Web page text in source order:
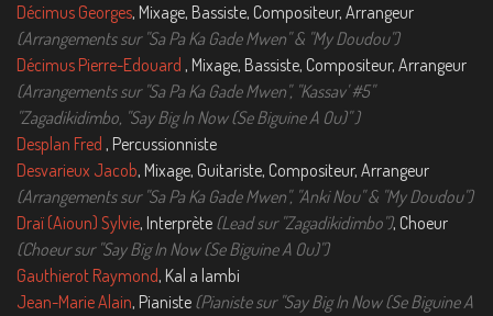
Décimus Georges, Mixage, Bassiste, Compositeur, Arrangeur
(Arrangements sur "Sa Pa Ka Gade Mwen" & "My Doudou")
Décimus Pierre-Edouard , Mixage, Bassiste, Compositeur, Arrangeur
(Arrangements sur "Sa Pa Ka Gade Mwen", "Kassav' #5"
"Zagadikidimbo, "Say Big In Now (Se Biguine A Ou)" )
Desplan Fred , Percussionniste
Desvarieux Jacob, Mixage, Guitariste, Compositeur, Arrangeur
(Arrangements sur "Sa Pa Ka Gade Mwen", "Anki Nou" & "My Doudou")
Draï (Aioun) Sylvie, Interprète (Lead sur "Zagadikidimbo"), Choeur
(Choeur sur "Say Big In Now (Se Biguine A Ou)")
Gauthierot Raymond, Kal a lambi
Jean-Marie Alain, Pianiste (Pianiste sur "Say Big In Now (Se Biguine A